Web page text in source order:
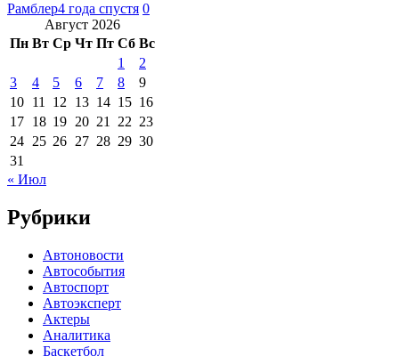
Рамблер4 года спустя 0
Август 2026
Пн Вт Ср Чт Пт Сб Вс
1
2
3
4 5 6 7 8
9
10 11 12 13 14 15 16
17 18 19 20 21 22 23
24 25 26 27 28 29 30
31
« Июл
Рубрики
Автоновости
Автособытия
Автоспорт
Автоэксперт
Актеры
Аналитика
Баскетбол